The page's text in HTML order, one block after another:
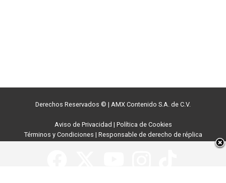
Derechos Reservados © | AMX Contenido S.A. de C.V.
Aviso de Privacidad | Política de Cookies
Términos y Condiciones | Responsable de derecho de réplica